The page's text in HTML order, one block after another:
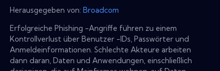
Herausgegeben von: Broadcom
Erfolgreiche Phishing -Angriffe führen zu einem
Kontrollverlust über Benutzer -IDs, Passwörter und
Anmeldeinformationen. Schlechte Akteure arbeiten
dann daran, Daten und Anwendungen, einschließlich